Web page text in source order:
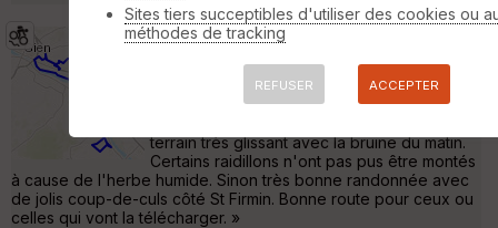
20211114_Rando_CDG
58 km 490 m
Rando des coteaux du giennois autour de
terrain très glissant avec la bruine du matin.
Certains raidillons n'ont pas pus être montés
à cause de l'herbe humide. Sinon très bonne randonnée avec
de jolis coup-de-culs côté St Firmin. Bonne route pour ceux ou
celles qui vont la télécharger. »
Sites tiers succeptibles d'utiliser des cookies ou
méthodes de tracking
REFUSER ACCEPTER